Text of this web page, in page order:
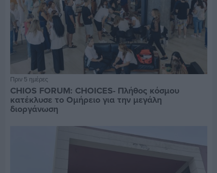
Πριν 5 ημέρες
CHIOS FORUM: CHOICES- Πλήθος κόσμου
κατέκλυσε το Ομήρειο για την μεγάλη
διοργάνωση